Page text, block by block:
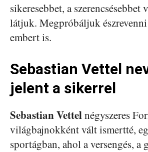
sikeresebbet, a szerencsésebbet
látjuk. Megpróbáljuk észrevenni
embert is.
Sebastian Vettel
jelent a sikerrel
Sebastian Vettelnégyszeres
világbajnokként vált ismertté,
sportágban, ahol a versengés, a